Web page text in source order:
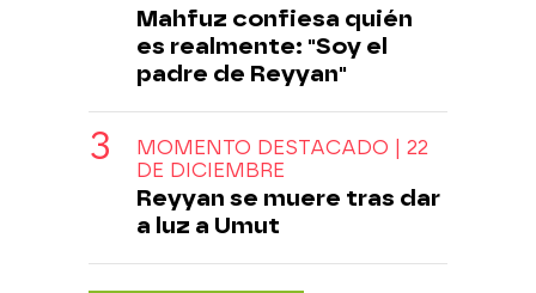
Mahfuz confiesa quién
es realmente: "Soy el
padre de Reyyan"
MOMENTO DESTACADO | 22
DE DICIEMBRE
Reyyan se muere tras dar
a luz a Umut